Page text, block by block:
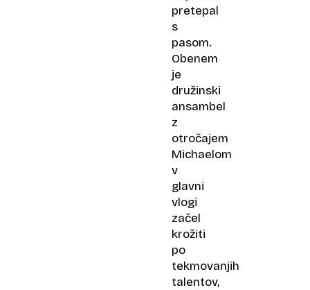
pretepal
s
pasom.
Obenem
je
družinski
ansambel
z
otročajem
Michaelom
v
glavni
vlogi
začel
krožiti
po
tekmovanjih
talentov,